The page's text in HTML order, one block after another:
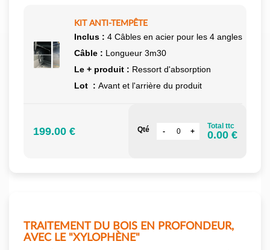
KIT ANTI-TEMPÊTE
Inclus : 4 Câbles en acier pour les 4 angles
Câble : Longueur 3m30
Le + produit : Ressort d'absorption
Lot : Avant et l'arrière du produit
199.00 € Qté Total ttc
0.00 €
TRAITEMENT DU BOIS EN PROFONDEUR,
AVEC LE "XYLOPHÈNE"